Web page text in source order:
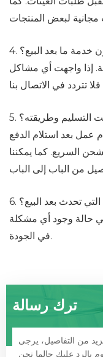
خدمة ما بعد البيع؟
عملاء على مدار 24 ساعة. إذا واجهت أي مشاكل
التسليم وطريقته؟
السريع. كما يمكننا
تحدث بعد البيع؟
في حالة وجود أي مشكلة
في الجودة.
ترك رسالة
من التفاصيل، يرجى